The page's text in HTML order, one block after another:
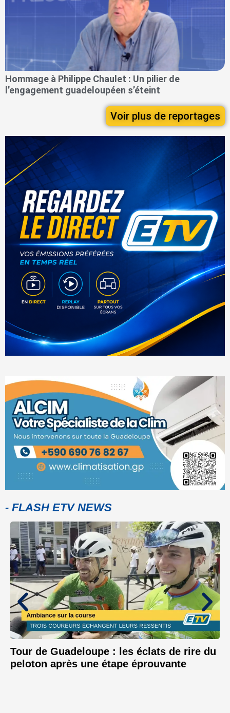
Hommage à Philippe Chaulet : Un pilier de
l’engagement guadeloupéen s’éteint
Voir plus de reportages
- FLASH ETV NEWS
Tour de Guadeloupe : les éclats de rire du
peloton après une étape éprouvante